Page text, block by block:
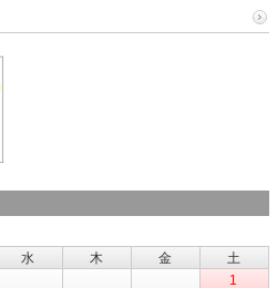
水 木 金
土
1